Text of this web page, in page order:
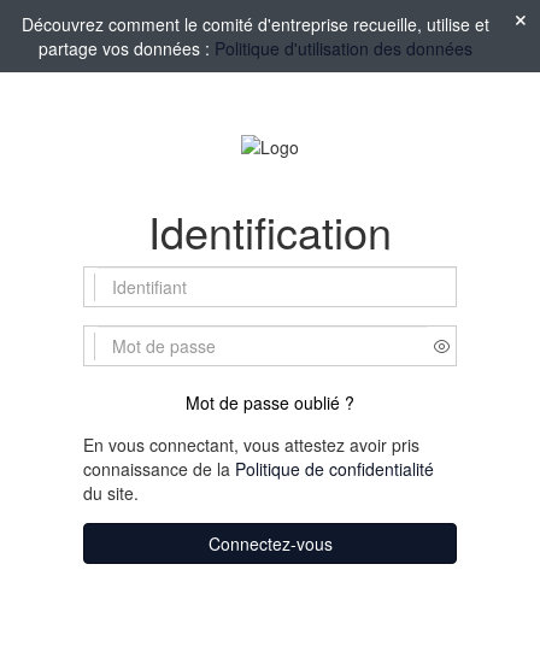
Découvrez comment le comité d'entreprise recueille, utilise et
partage vos données : Politique d'utilisation des données
Identification
Mot de passe oublié ?
En vous connectant, vous attestez avoir pris
connaissance de la Politique de confidentialité
du site.
Connectez-vous